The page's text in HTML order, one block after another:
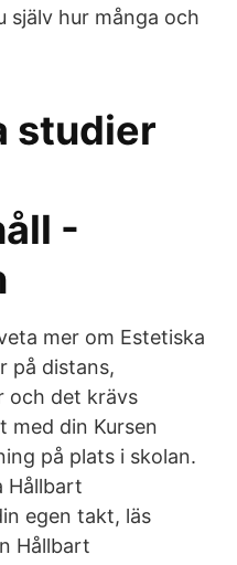
själv hur många och
studier
-
mer om Estetiska
på distans,
och det krävs
med din Kursen
på plats i skolan.
Hållbart
egen takt, läs
Hållbart